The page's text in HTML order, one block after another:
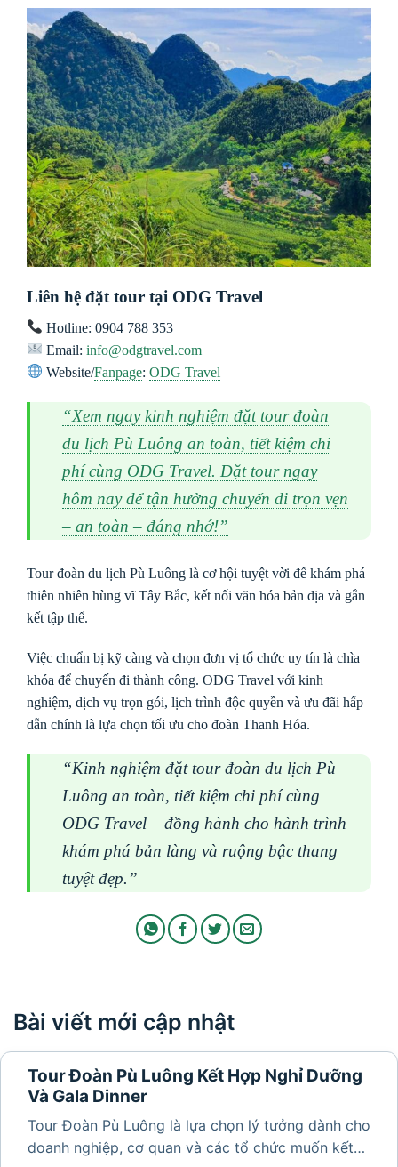
Liên hệ đặt tour tại ODG Travel
Hotline: 0904 788 353
Email:info@odgtravel.com
Website/Fanpage:ODG Travel
“Xem ngay kinh nghiệm đặt tour đoàn
du lịch Pù Luông an toàn, tiết kiệm chi
phí cùng ODG Travel. Đặt tour ngay
hôm nay để tận hưởng chuyến đi trọn vẹn
– an toàn – đáng nhớ!”
Tour đoàn du lịch Pù Luông là cơ hội tuyệt vời để khám phá
thiên nhiên hùng vĩ Tây Bắc, kết nối văn hóa bản địa và gắn
kết tập thể.
Việc chuẩn bị kỹ càng và chọn đơn vị tổ chức uy tín là chìa
khóa để chuyến đi thành công. ODG Travel với kinh
nghiệm, dịch vụ trọn gói, lịch trình độc quyền và ưu đãi hấp
dẫn chính là lựa chọn tối ưu cho đoàn Thanh Hóa.
“Kinh nghiệm đặt tour đoàn du lịch Pù
Luông an toàn, tiết kiệm chi phí cùng
ODG Travel – đồng hành cho hành trình
khám phá bản làng và ruộng bậc thang
tuyệt đẹp.”
Bài viết mới cập nhật
Tour Đoàn Pù Luông Kết Hợp Nghỉ Dưỡng
Và Gala Dinner
Tour Đoàn Pù Luông là lựa chọn lý tưởng dành cho
doanh nghiệp, cơ quan và các tổ chức muốn kết